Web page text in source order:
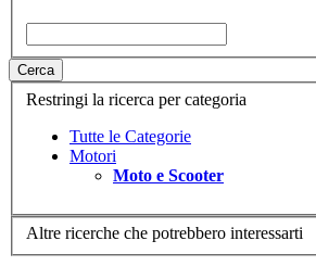
Cerca
Restringi la ricerca per categoria
Tutte le Categorie
Motori
Moto e Scooter
Altre ricerche che potrebbero interessarti